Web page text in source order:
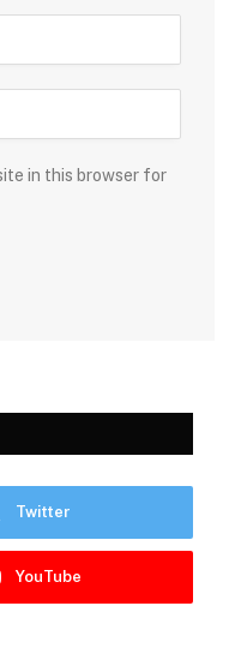
in this browser for
Twitter
YouTube